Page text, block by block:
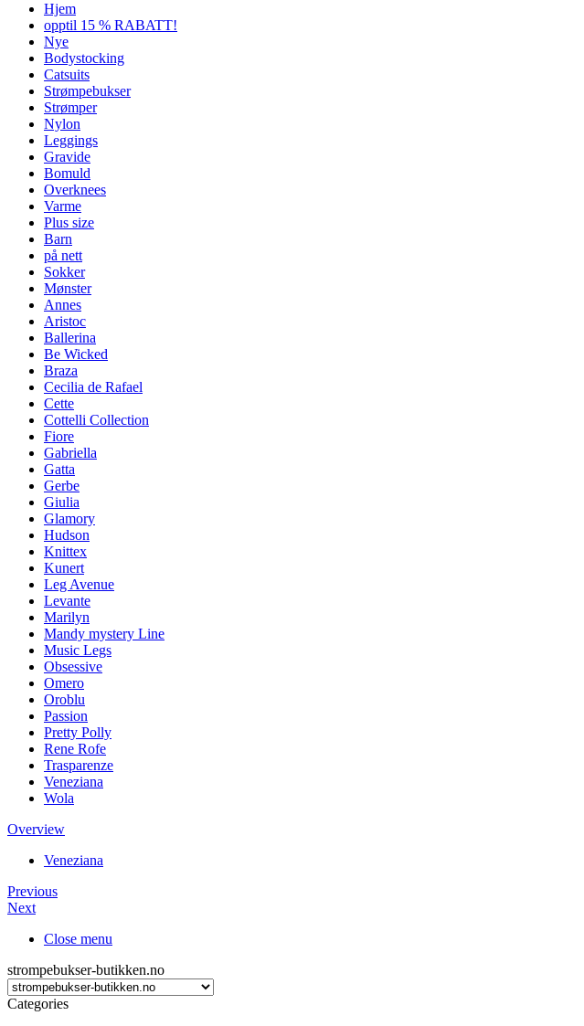
Hjem
opptil 15 % RABATT!
Nye
Bodystocking
Catsuits
Strømpebukser
Strømper
Nylon
Leggings
Gravide
Bomuld
Overknees
Varme
Plus size
Barn
på nett
Sokker
Mønster
Annes
Aristoc
Ballerina
Be Wicked
Braza
Cecilia de Rafael
Cette
Cottelli Collection
Fiore
Gabriella
Gatta
Gerbe
Giulia
Glamory
Hudson
Knittex
Kunert
Leg Avenue
Levante
Marilyn
Mandy mystery Line
Music Legs
Obsessive
Omero
Oroblu
Passion
Pretty Polly
Rene Rofe
Trasparenze
Veneziana
Wola
Overview
Veneziana
Previous
Next
Close menu
strompebukser-butikken.no
Categories